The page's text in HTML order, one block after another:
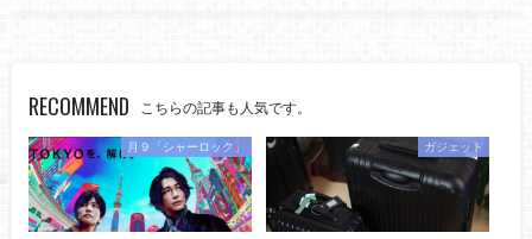
RECOMMEND こちらの記事も人気です。
月９「シャーロック」 ガジェット